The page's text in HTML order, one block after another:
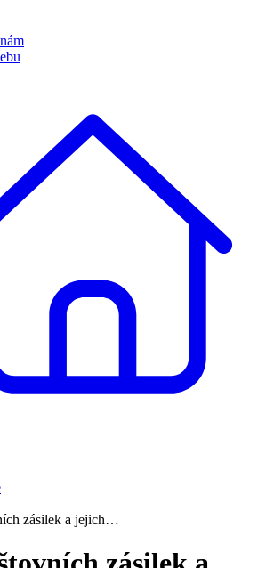
zásilek a jejich…